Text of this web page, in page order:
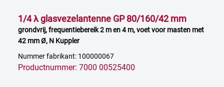
1/4 λ glasvezelantenne GP 80/160/42 mm
grondvrij, frequentiebereik 2 m en 4 m, voet voor masten met
42 mm Ø, N Kuppler
Nummer fabrikant: 100000067
Productnummer: 7000 00525400